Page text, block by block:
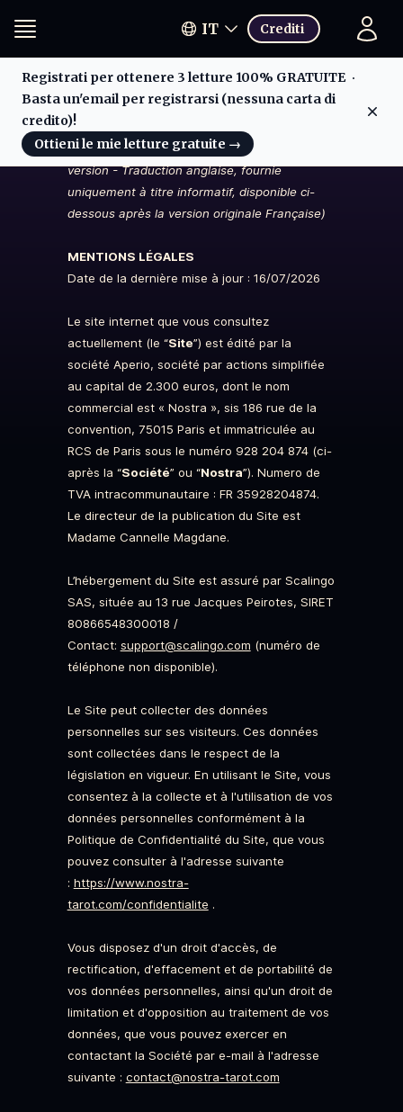
IT Crediti
Registrati per ottenere 3 letture 100% GRATUITE
Basta un'email per registrarsi (nessuna carta di
credito)!
Ottieni le mie letture gratuite →
(English translation, for information purpose
only, available below after the original French
version - Traduction anglaise, fournie
uniquement à titre informatif, disponible ci-
dessous après la version originale Française)
MENTIONS LÉGALES
Date de la dernière mise à jour : 16/07/2026
Le site internet que vous consultez
actuellement (le “Site”) est édité par la
société Aperio, société par actions simplifiée
au capital de 2.300 euros, dont le nom
commercial est « Nostra », sis 186 rue de la
convention, 75015 Paris et immatriculée au
RCS de Paris sous le numéro 928 204 874 (ci-
après la “Société” ou “Nostra”). Numero de
TVA intracommunautaire : FR 35928204874.
Le directeur de la publication du Site est
Madame Cannelle Magdane.
L’hébergement du Site est assuré par Scalingo
SAS, située au 13 rue Jacques Peirotes, SIRET
80866548300018 /
Contact: support@scalingo.com (numéro de
téléphone non disponible).
Le Site peut collecter des données
personnelles sur ses visiteurs. Ces données
sont collectées dans le respect de la
législation en vigueur. En utilisant le Site, vous
consentez à la collecte et à l'utilisation de vos
données personnelles conformément à la
Politique de Confidentialité du Site, que vous
pouvez consulter à l'adresse suivante
: https://www.nostra-
tarot.com/confidentialite .
Vous disposez d'un droit d'accès, de
rectification, d'effacement et de portabilité de
vos données personnelles, ainsi qu'un droit de
limitation et d'opposition au traitement de vos
données, que vous pouvez exercer en
contactant la Société par e-mail à l'adresse
suivante : contact@nostra-tarot.com